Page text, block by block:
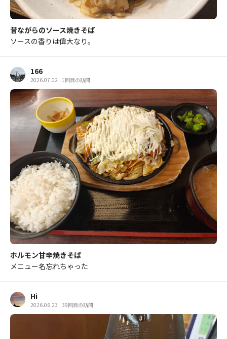
昔ながらのソース焼きそば
ソースの香りは偉大なり。
166
2026.07.02 1回目の訪問
ホルモン甘辛焼きそば
メニュー名忘れちゃった
Hi
2026.06.23 39回目の訪問